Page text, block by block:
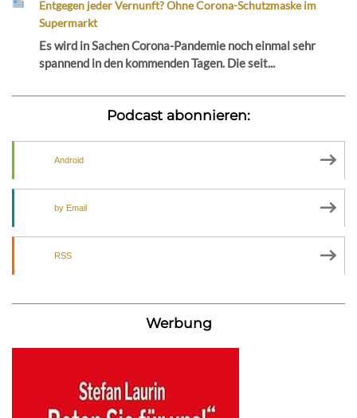
Entgegen jeder Vernunft? Ohne Corona-Schutzmaske im
Supermarkt
Es wird in Sachen Corona-Pandemie noch einmal sehr
spannend in den kommenden Tagen. Die seit...
Podcast abonnieren:
Android
by Email
RSS
Werbung